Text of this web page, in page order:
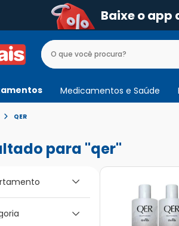
Baixe o app
Medicamentos e Saúde
QER
qer
Beleza e Higiene